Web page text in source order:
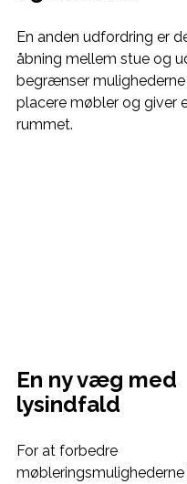
En anden udfordring er
åbning mellem stue og
begrænser
placere møbler og giver
rummet.
En ny væg med
lysindfald
For at forbedre